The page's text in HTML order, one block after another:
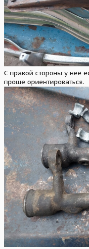
С правой стороны у неё
проще ориентироваться.